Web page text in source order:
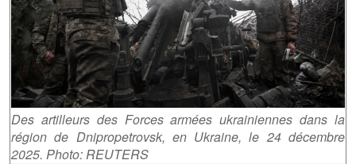
Des artilleurs des Forces armées ukrainiennes dans la
région de Dnipropetrovsk, en Ukraine, le 24 décembre
2025. Photo: REUTERS